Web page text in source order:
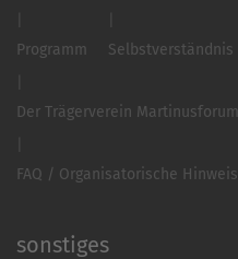
Programm
Der Trägerverein Martinusforum
FAQ / Organisatorische
sonstiges